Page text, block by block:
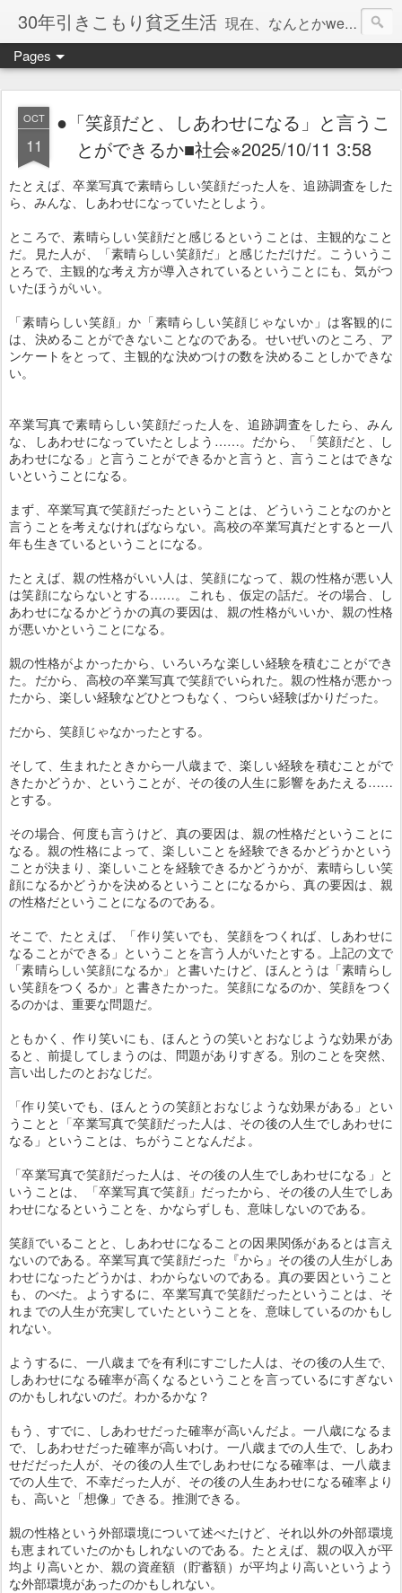
30年引きこもり貧乏生活 現在、なんとかweb系の仕事で食べています。このブログで扱う問題は「この世とはなにか」「人生とはなにか」「人間とはなにか」「強迫神経症の原因と解決法」「うつ病の原因と寄り添う方法」「家族の問題」などについてです。
Pages
OCT
11
●「笑顔だと、しあわせになる」と言うこ
とができるか■社会※2025/10/11 3:58
たとえば、卒業写真で素晴らしい笑顔だった人を、追跡調査をした
ら、みんな、しあわせになっていたとしよう。
ところで、素晴らしい笑顔だと感じるということは、主観的なこと
だ。見た人が、「素晴らしい笑顔だ」と感じただけだ。こういうこ
とろで、主観的な考え方が導入されているということにも、気がつ
いたほうがいい。
「素晴らしい笑顔」か「素晴らしい笑顔じゃないか」は客観的に
は、決めることができないことなのである。せいぜいのところ、ア
ンケートをとって、主観的な決めつけの数を決めることしかできな
い。
卒業写真で素晴らしい笑顔だった人を、追跡調査をしたら、みん
な、しあわせになっていたとしよう……。だから、「笑顔だと、し
あわせになる」と言うことができるかと言うと、言うことはできな
いということになる。
まず、卒業写真で笑顔だったということは、どういうことなのかと
言うことを考えなければならない。高校の卒業写真だとすると一八
年も生きているということになる。
たとえば、親の性格がいい人は、笑顔になって、親の性格が悪い人
は笑顔にならないとする……。これも、仮定の話だ。その場合、し
あわせになるかどうかの真の要因は、親の性格がいいか、親の性格
が悪いかということになる。
親の性格がよかったから、いろいろな楽しい経験を積むことができ
た。だから、高校の卒業写真で笑顔でいられた。親の性格が悪かっ
たから、楽しい経験などひとつもなく、つらい経験ばかりだった。
だから、笑顔じゃなかったとする。
そして、生まれたときから一八歳まで、楽しい経験を積むことがで
きたかどうか、ということが、その後の人生に影響をあたえる……
とする。
その場合、何度も言うけど、真の要因は、親の性格だということに
なる。親の性格によって、楽しいことを経験できるかどうかという
ことが決まり、楽しいことを経験できるかどうかが、素晴らしい笑
顔になるかどうかを決めるということになるから、真の要因は、親
の性格だということになるのである。
そこで、たとえば、「作り笑いでも、笑顔をつくれば、しあわせに
なることができる」ということを言う人がいたとする。上記の文で
「素晴らしい笑顔になるか」と書いたけど、ほんとうは「素晴らし
い笑顔をつくるか」と書きたかった。笑顔になるのか、笑顔をつく
るのかは、重要な問題だ。
ともかく、作り笑いにも、ほんとうの笑いとおなじような効果があ
ると、前提してしまうのは、問題がありすぎる。別のことを突然、
言い出したのとおなじだ。
「作り笑いでも、ほんとうの笑顔とおなじような効果がある」とい
うことと「卒業写真で笑顔だった人は、その後の人生でしあわせに
なる」ということは、ちがうことなんだよ。
「卒業写真で笑顔だった人は、その後の人生でしあわせになる」と
いうことは、「卒業写真で笑顔」だったから、その後の人生でしあ
わせになるということを、かならずしも、意味しないのである。
笑顔でいることと、しあわせになることの因果関係があるとは言え
ないのである。卒業写真で笑顔だった『から』その後の人生がしあ
わせになったどうかは、わからないのである。真の要因ということ
も、のべた。ようするに、卒業写真で笑顔だったということは、そ
れまでの人生が充実していたということを、意味しているのかもし
れない。
ようするに、一八歳までを有利にすごした人は、その後の人生で、
しあわせになる確率が高くなるということを言っているにすぎない
のかもしれないのだ。わかるかな？
もう、すでに、しあわせだった確率が高いんだよ。一八歳になるま
で、しあわせだった確率が高いわけ。一八歳までの人生で、しあわ
せだだった人が、その後の人生でしあわせになる確率は、一八歳ま
での人生で、不幸だった人が、その後の人生あわせになる確率より
も、高いと「想像」できる。推測できる。
親の性格という外部環境について述べたけど、それ以外の外部環境
も恵まれていたのかもしれないのである。たとえば、親の収入が平
均より高いとか、親の資産額（貯蓄額）が平均より高いというよう
な外部環境があったのかもしれない。